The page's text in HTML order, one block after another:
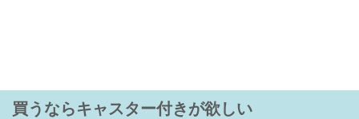
買うならキャスター付きが欲しい